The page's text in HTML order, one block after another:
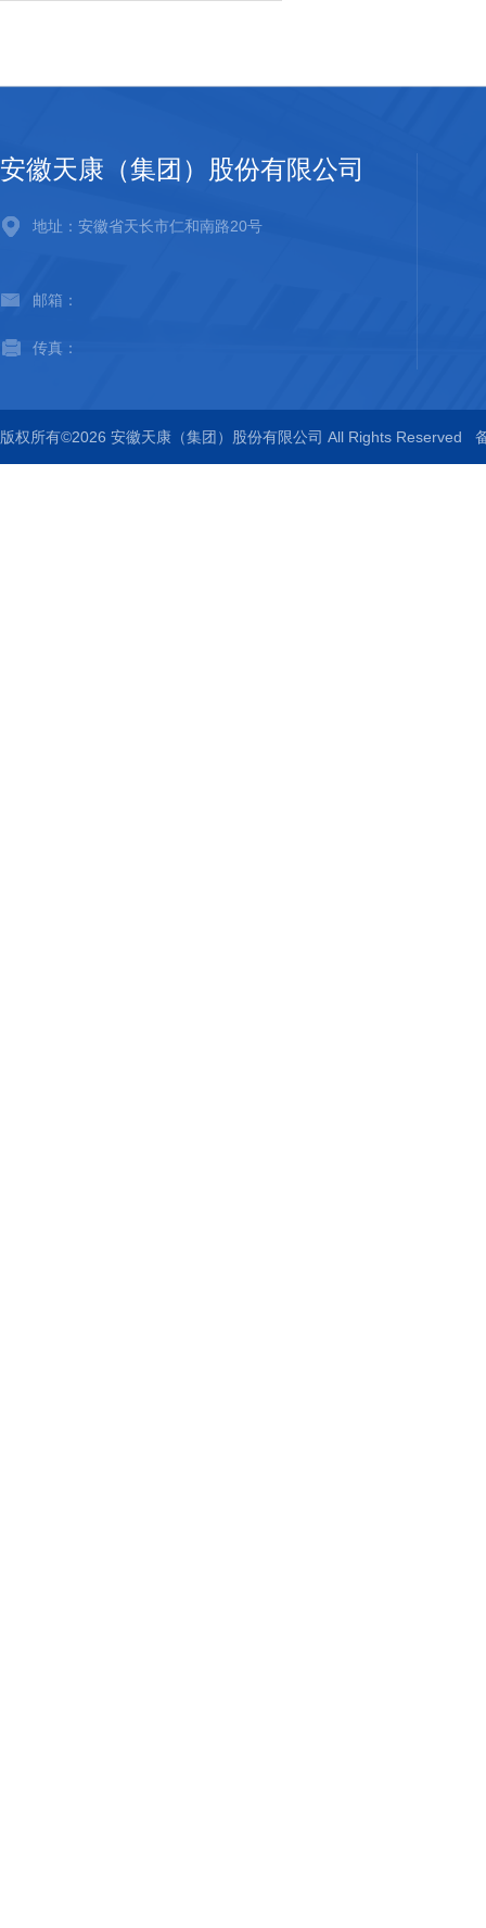
安徽天康（集团）股份有限公司
地址：安徽省天长市仁和南路20号
邮箱：
传真：
版权所有©2026 安徽天康（集团）股份有限公司 All Rights Reserved